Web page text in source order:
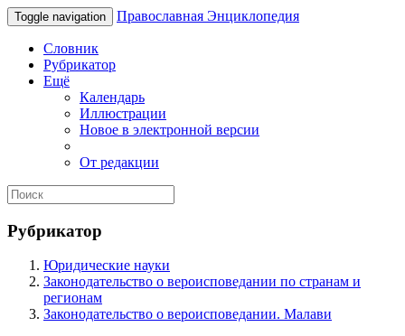
Toggle navigation Православная Энциклопедия
Словник
Рубрикатор
Ещё
Календарь
Иллюстрации
Новое в электронной версии
От редакции
Рубрикатор
Юридические науки
Законодательство о вероисповедании по странам и
регионам
Законодательство о вероисповедании. Малави